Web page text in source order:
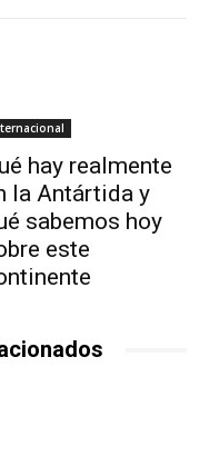
hay realmente
la Antártida y
sabemos hoy
este